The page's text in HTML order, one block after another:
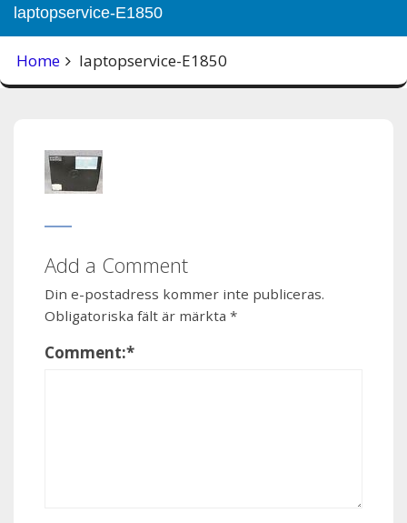
laptopservice-E1850
Home laptopservice-E1850
Add a Comment
Din e-postadress kommer inte publiceras.
Obligatoriska fält är märkta *
Comment:*